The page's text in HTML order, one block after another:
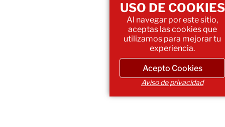
USO DE COOKIES
Al navegar por este sitio,
aceptas las cookies que
utilizamos para mejorar tu
experiencia.
Acepto Cookies
Aviso de privacidad